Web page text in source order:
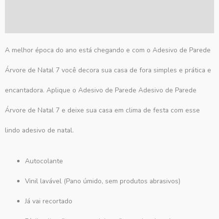
A melhor época do ano está chegando e com o Adesivo de Parede
Árvore de Natal 7 você decora sua casa de fora simples e prática e
encantadora. Aplique o Adesivo de Parede Adesivo de Parede
Árvore de Natal 7 e deixe sua casa em clima de festa com esse
lindo adesivo de natal.
Autocolante
Vinil lavável (Pano úmido, sem produtos abrasivos)
Já vai recortado